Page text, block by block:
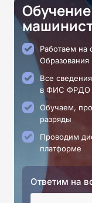
Работаем на
Образования
Все
в ФИС ФРДО
Обучаем,
разряды
Проводим
платформе
Ответим на